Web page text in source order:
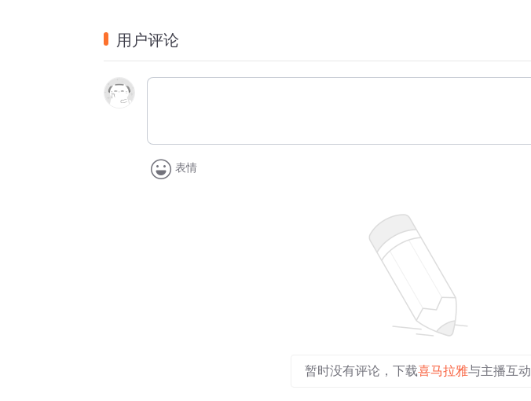
用户评论
表情
暂时没有评论，下载喜马拉雅与主播互动